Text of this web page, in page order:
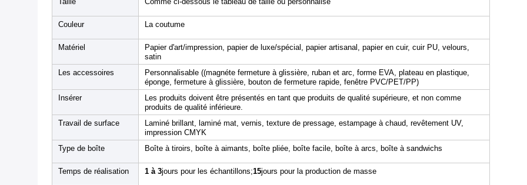
Couleur La coutume
Matériel
Papier d'art/impression, papier de luxe/spécial, papier artisanal, papier en cuir, cuir PU, velours,
satin
Les accessoires
Personnalisable ((magnéte fermeture à glissière, ruban et arc, forme EVA, plateau en plastique,
éponge, fermeture à glissière, bouton de fermeture rapide, fenêtre PVC/PET/PP)
Insérer
Les produits doivent être présentés en tant que produits de qualité supérieure, et non comme
produits de qualité inférieure.
Travail de surface
Laminé brillant, laminé mat, vernis, texture de pressage, estampage à chaud, revêtement UV,
impression CMYK
Type de boîte
Boîte à tiroirs, boîte à aimants, boîte pliée, boîte facile, boîte à arcs, boîte à sandwichs
Temps de réalisation 1 à 3jours pour les échantillons;15jours pour la production de masse